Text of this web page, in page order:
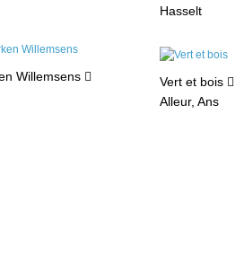
Hasselt
Willemsens
Vert et bois
Alleur, Ans